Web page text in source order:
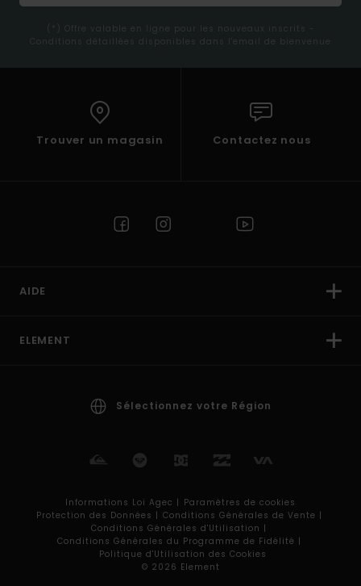
(*) Offre valable en ligne pour les nouveaux inscrits -
Conditions détaillées disponibles dans l'email de bienvenue
Trouver un magasin Contactez nous
AIDE
ELEMENT
Sélectionnez votre Région
Informations Loi Agec | Paramètres de cookies
Protection des Données | Conditions Générales de Vente |
Conditions Générales d'Utilisation |
Conditions Générales du Programme de Fidélité |
Politique d'Utilisation des Cookies
© 2026 Element